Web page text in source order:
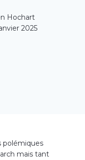
Hochart
2025
polémiques
mais tant